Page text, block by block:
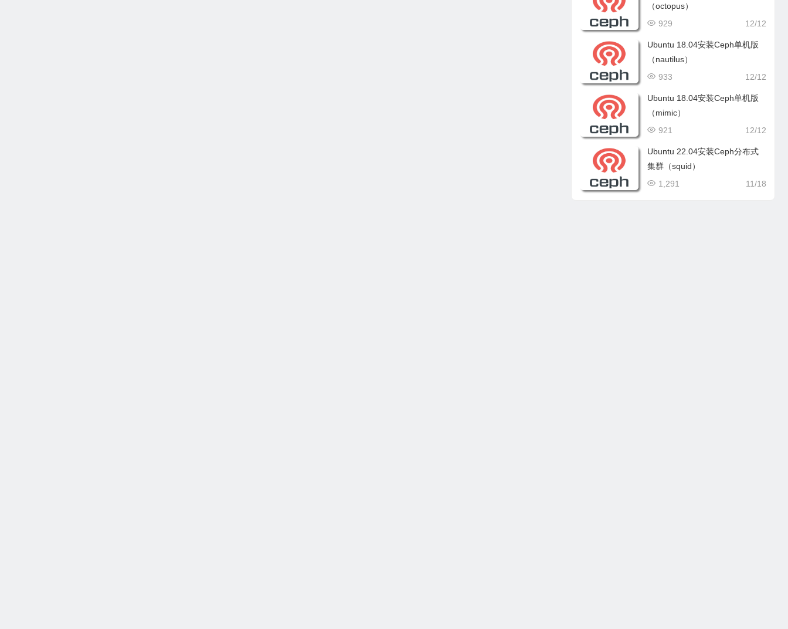
（octopus）
12/12
929
Ubuntu 18.04安装Ceph单机版
（nautilus）
12/12
933
Ubuntu 18.04安装Ceph单机版
（mimic）
12/12
921
Ubuntu 22.04安装Ceph分布式
集群（squid）
11/18
1,291